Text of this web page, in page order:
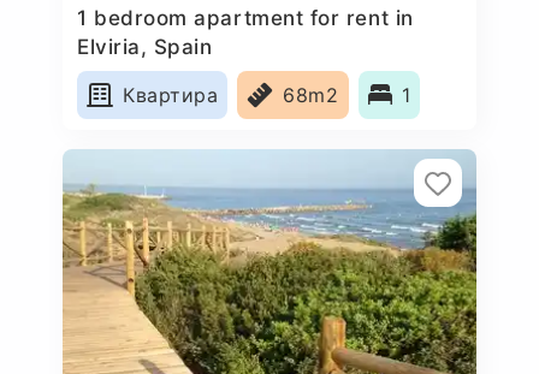
1 bedroom apartment for rent in
Elviria, Spain
Квартира
68m2 1